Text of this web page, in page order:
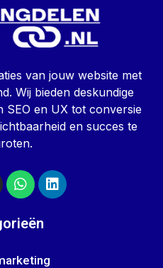
van jouw website met
Wij bieden deskundige
SEO en UX tot conversie
en succes te